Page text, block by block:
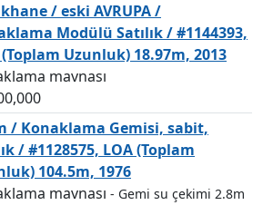
/ eski AVRUPA /
Modülü Satılık / #1144393,
(Toplam Uzunluk) 18.97m, 2013
mavnası
/ Konaklama Gemisi, sabit,
/ #1128575, LOA (Toplam
104.5m, 1976
mavnası - Gemi su çekimi 2.8m